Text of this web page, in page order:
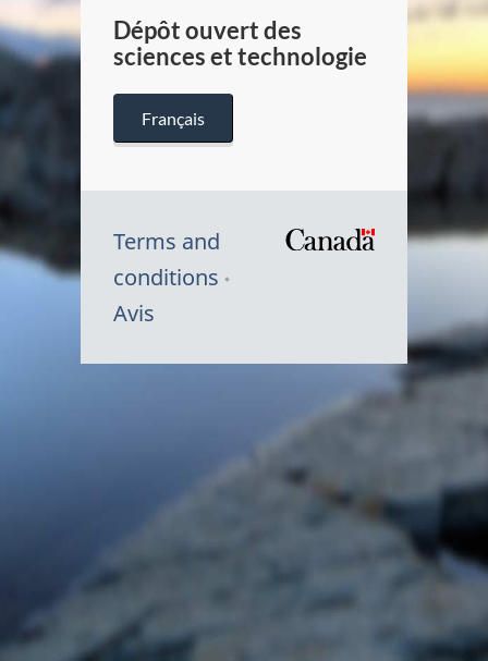
Dépôt ouvert des
sciences et technologie
Français
Terms and
conditions
Avis
du